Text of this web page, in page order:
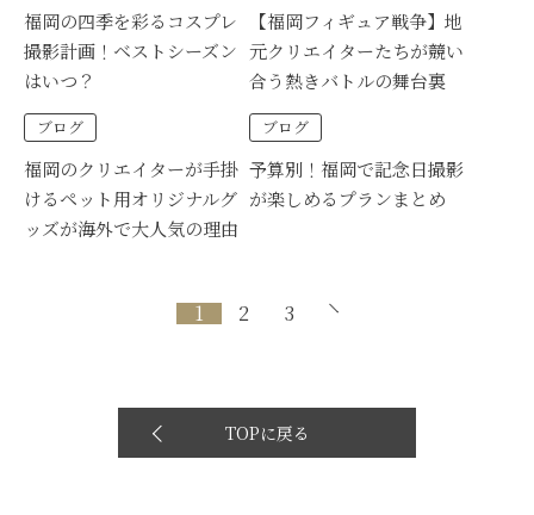
福岡の四季を彩るコスプレ
撮影計画！ベストシーズン
はいつ？
【福岡フィギュア戦争】地
元クリエイターたちが競い
合う熱きバトルの舞台裏
ブログ
福岡のクリエイターが手掛
けるペット用オリジナルグ
ッズが海外で大人気の理由
ブログ
予算別！福岡で記念日撮影
が楽しめるプランまとめ
1 2 3
TOPに戻る